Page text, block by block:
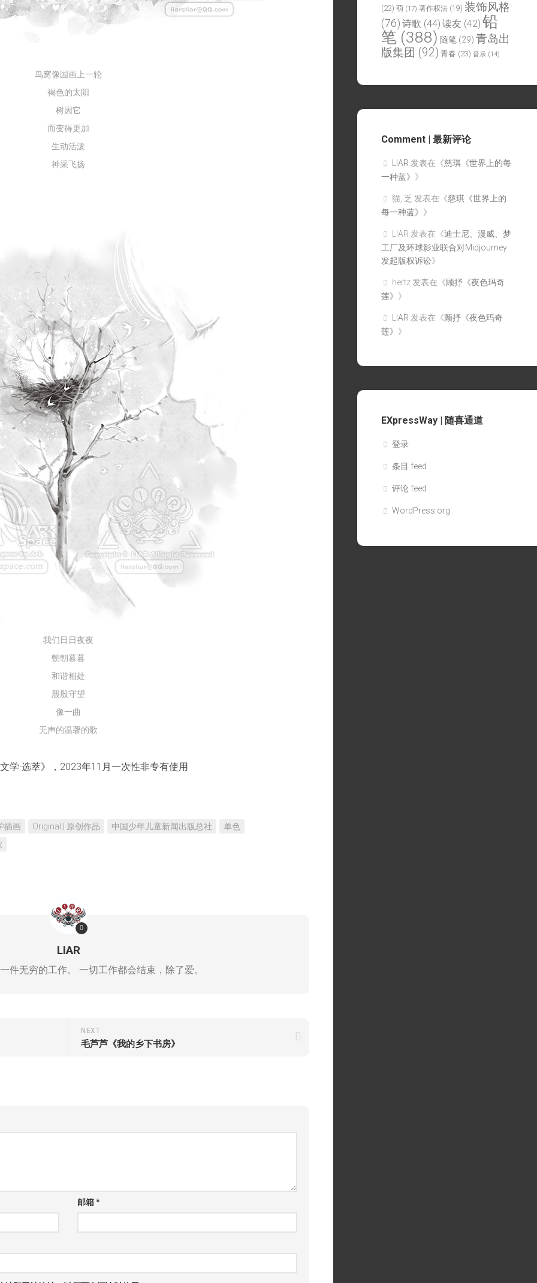
鸟窝像国画上一轮
褐色的太阳
树因它
而变得更加
生动活泼
神采飞扬
我们日日夜夜
朝朝暮暮
和谐相处
殷殷守望
像一曲
无声的温馨的歌
学·选萃》，2023年11月一次性非专有使用
插画 Original | 原创作品 中国少年儿童新闻出版总社
单色
LIAR
件无穷的工作。 一切工作都会结束，除了爱。
NEXT
毛芦芦《我的乡下书房》
邮箱*
(23) 萌 (17) 著作权法 (19) 装饰风格
(76) 诗歌 (44) 读友 (42) 铅
笔 (388) 随笔 (29) 青岛出
版集团 (92) 青春 (23) 音乐 (14)
Comment | 最新评论
LIAR 发表在《慈琪《世界上的每
一种蓝》 》
猫, 乏 发表在《慈琪《世界上的
每一种蓝》 》
LIAR 发表在《迪士尼、漫威、梦
工厂及环球影业联合对Midjourney
发起版权诉讼》
hertz 发表在《顾抒《夜色玛奇
莲》 》
LIAR 发表在《顾抒《夜色玛奇
莲》 》
EXpressWay | 随喜通道
登录
条目 feed
评论 feed
WordPress.org